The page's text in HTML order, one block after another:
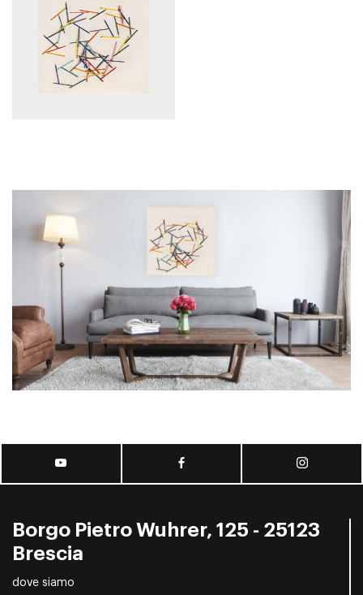
Borgo Pietro Wuhrer, 125 - 25123
Brescia
dove siamo